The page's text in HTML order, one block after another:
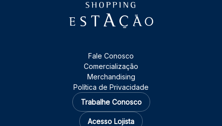
Fale Conosco
Comercialização
Merchandising
Política de Privacidade
Trabalhe Conosco
Acesso Lojista